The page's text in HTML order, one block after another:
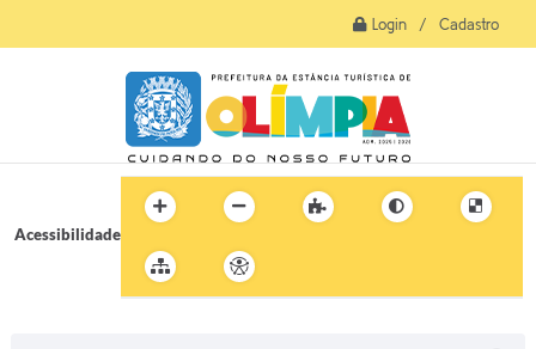
Login / Cadastro
Acessibilidade